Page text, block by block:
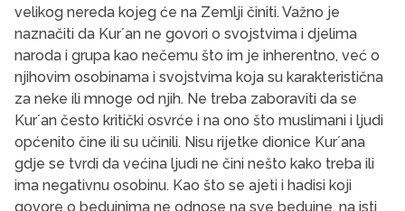
velikog nereda kojeg će na Zemlji činiti. Važno je
naznačiti da Kurʼan ne govori o svojstvima i djelima
naroda i grupa kao nečemu što im je inherentno, već o
njihovim osobinama i svojstvima koja su karakteristična
za neke ili mnoge od njih. Ne treba zaboraviti da se
Kurʼan često kritički osvrće i na ono što muslimani i ljudi
općenito čine ili su učinili. Nisu rijetke dionice Kurʼana
gdje se tvrdi da većina ljudi ne čini nešto kako treba ili
ima negativnu osobinu. Kao što se ajeti i hadisi koji
govore o beduinima ne odnose na sve beduine, na isti